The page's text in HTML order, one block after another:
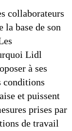
collaborateurs
la base de son
Lidl
à ses
conditions
et puissent
prises par
de travail